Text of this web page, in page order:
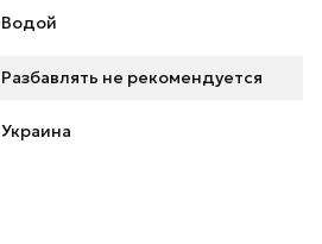
Водой
Разбавлять не рекомендуется
Украина